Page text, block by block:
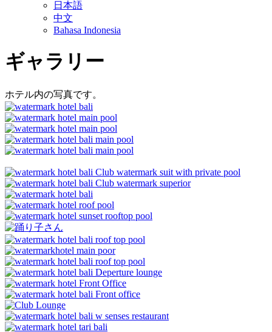
日本語
中文
Bahasa Indonesia
ギャラリー
ホテル内の写真です。